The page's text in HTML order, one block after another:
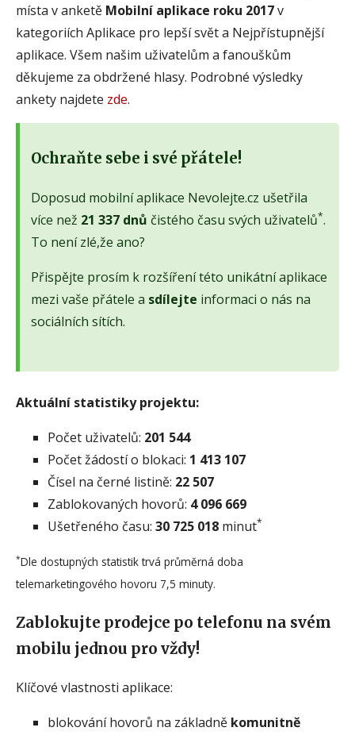
místa v anketě Mobilní aplikace roku 2017v
kategoriích Aplikace pro lepší svět a Nejpřístupnější
aplikace. Všem našim uživatelům a fanouškům
děkujeme za obdržené hlasy. Podrobné výsledky
ankety najdete zde.
Ochraňte sebe i své přátele!
Doposud mobilní aplikace Nevolejte.cz ušetřila
více než 21 337 dnů čistého času svých uživatelů*.
To není zlé,že ano?
Přispějte prosím k rozšíření této unikátní aplikace
mezi vaše přátele a sdílejte informaci o nás na
sociálních sítích.
Aktuální statistiky projektu:
Počet uživatelů: 201 544
Počet žádostí o blokaci: 1 413 107
Čísel na černé listině: 22 507
Zablokovaných hovorů: 4 096 669
Ušetřeného času: 30 725 018 minut*
*Dle dostupných statistik trvá průměrná doba
telemarketingového hovoru 7,5 minuty.
Zablokujte prodejce po telefonu na svém
mobilu jednou pro vždy!
Klíčové vlastnosti aplikace:
blokování hovorů na základně komunitně